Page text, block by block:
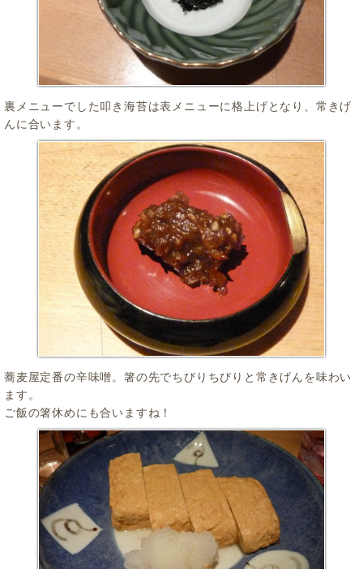
裏メニューでした叩き海苔は表メニューに格上げとなり、常きげ
んに合います。
蕎麦屋定番の辛味噌。箸の先でちびりちびりと常きげんを味わい
ます。
ご飯の箸休めにも合いますね！